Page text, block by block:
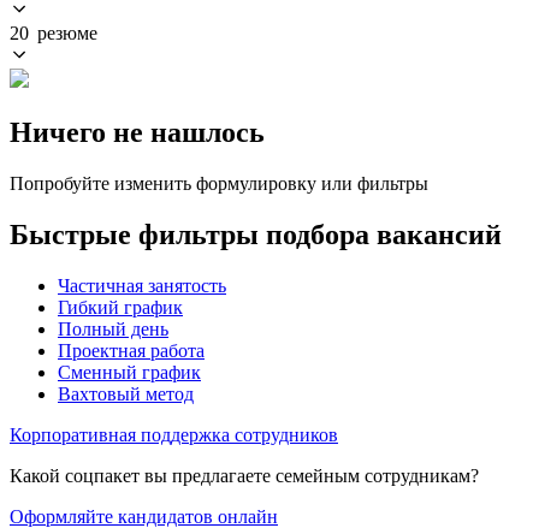
20 резюме
Ничего не нашлось
Попробуйте изменить формулировку или фильтры
Быстрые фильтры подбора вакансий
Частичная занятость
Гибкий график
Полный день
Проектная работа
Сменный график
Вахтовый метод
Корпоративная поддержка сотрудников
Какой соцпакет вы предлагаете семейным сотрудникам?
Оформляйте кандидатов онлайн